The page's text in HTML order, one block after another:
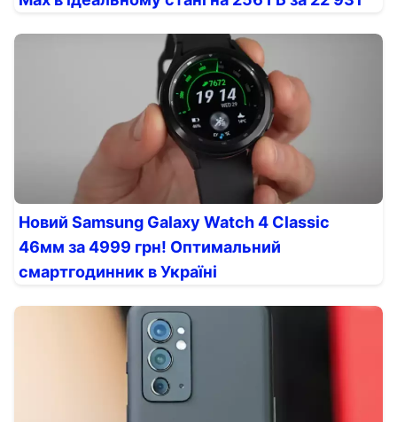
Новий Samsung Galaxy Watch 4 Classic
46мм за 4999 грн! Оптимальний
смартгодинник в Україні